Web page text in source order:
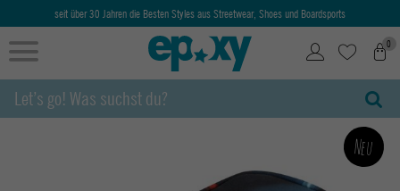
seit über 30 Jahren die Besten Styles aus Streetwear, Shoes und Boardsports
0
Neu